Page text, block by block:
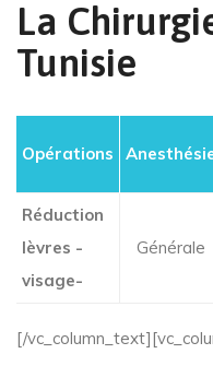
La
Tunisie
Opérations
Réduction
lèvres -
visage-
Générale
[/